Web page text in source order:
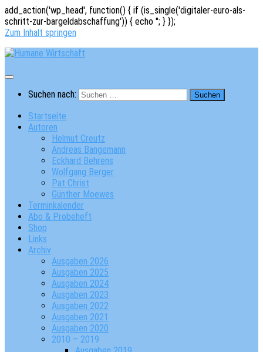
add_action('wp_head', function() { if (is_single('digitaler-euro-als-
schritt-zur-bargeldabschaffung')) { echo ''; } });
Zum Inhalt springen
Suchen nach:
Startseite
Autoren
Helmut Creutz
Andreas Bangemann
Eckhard Behrens
Wolfgang Berger
Pat Christ
Günther Moewes
Terminkalender
Abo & Probeheft
Shop
Links
Archiv
Ausgaben 2026
Ausgaben 2025
Ausgaben 2024
Ausgaben 2023
Ausgaben 2022
Ausgaben 2021
Ausgaben 2020
2010 – 2019